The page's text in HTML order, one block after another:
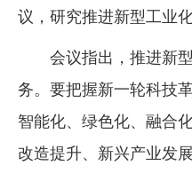
镁钛
党建工作
企业文化
《资源再生》杂志
议，研究推进新型工业
会议指出，推进新
务。要把握新一轮科技
智能化、绿色化、融合
改造提升、新兴产业发